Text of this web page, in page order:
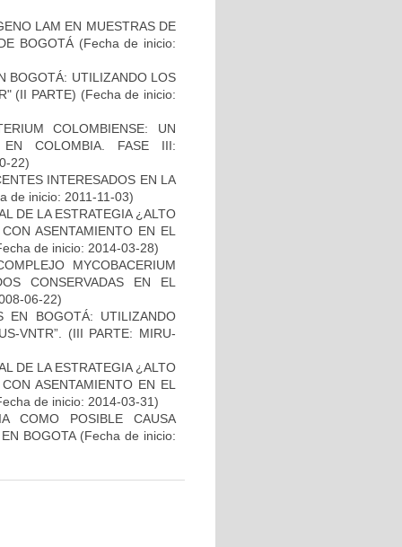
LAM EN MUESTRAS DE
BOGOTÁ(Fecha de inicio:
BOGOTÁ: UTILIZANDO LOS
(II PARTE) (Fecha de inicio:
COLOMBIENSE: UN
EN COLOMBIA. FASE III:
22)
INTERESADOS EN LA
de inicio: 2011-11-03)
DE LA ESTRATEGIA ¿ALTO
ASENTAMIENTO EN EL
de inicio: 2014-03-28)
MYCOBACERIUM
CONSERVADAS EN EL
06-22)
EN BOGOTÁ: UTILIZANDO
VNTR”. (III PARTE: MIRU-
DE LA ESTRATEGIA ¿ALTO
ASENTAMIENTO EN EL
de inicio: 2014-03-31)
COMO POSIBLE CAUSA
BOGOTA(Fecha de inicio: